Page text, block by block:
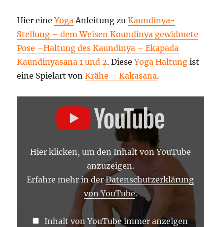
Hier eineYogaAnleitung zuKaundinya-
Stellung – dem Weisen Koundinya gewidmete
Pose –Haltung des Kaundinya – Ekapada
Kaundinyasana 1 und 2. DieseYoga Haltung ist
eine Spielart vonKrähe – Kakasana.
STELLUNG
KAUNDINYA
POSE
EKAPADA
KAUNDINYASANA
ASANALEXIKON“
VON
Hier klicken, um den Inhalt von YouTube
anzuzeigen.
Erfahre mehr in derDatenschutzerklärung
von YouTube.
Inhalt von YouTube immer anzeigen